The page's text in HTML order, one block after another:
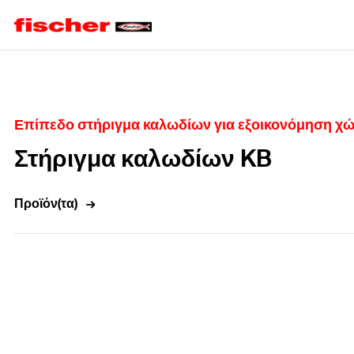
Επίπεδο στήριγμα καλωδίων για εξοικονόμηση
Στήριγμα καλωδίων KB
Προϊόν(τα)